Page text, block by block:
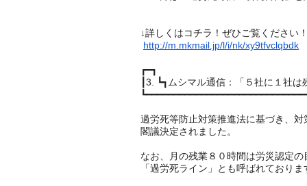
↓詳しくはコチラ！ぜひご覧ください
http://m.mkmail.jp/l/i/nk/xy9tfvclqbdk
┏━┓
┃3. ┗┓ムシマル通信：「５社に１社
┗━━━━━━━━━━━━━━━━━━━━━━━━━━━━━
過労死等防止対策推進法に基づき、対
閣議決定されました。
なお、月の残業８０時間は労災認定の
「過労死ライン」とも呼ばれておりま